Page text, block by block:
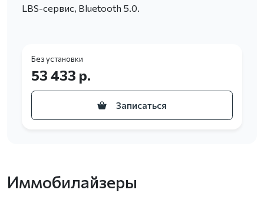
LBS-сервис, Bluetooth 5.0.
Без установки
53 433 р.
Записаться
Иммобилайзеры